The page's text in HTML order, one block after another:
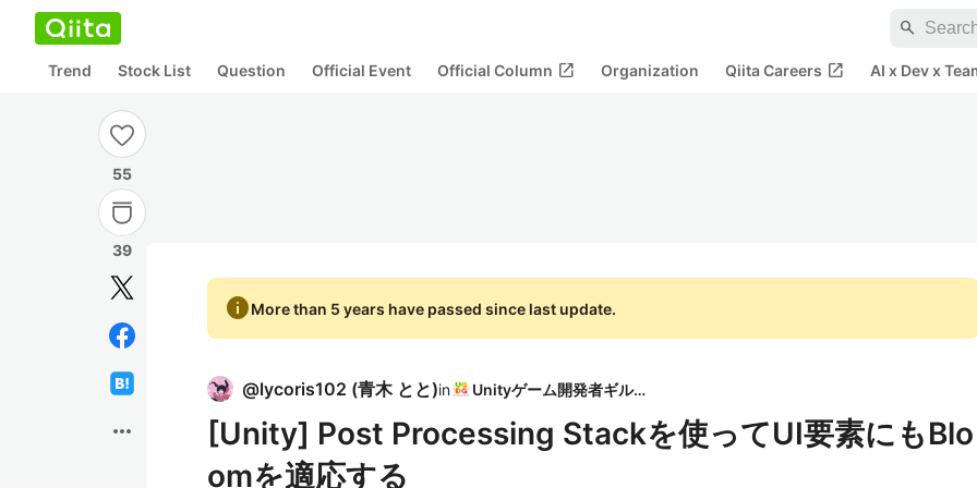
search
Trend Stock List Question Official Event Official Column open_in_new Organization Qiita Careers open_in_new AI x Dev x
55
39
more_horiz
infoMore than 5 years have passed since last update.
@lycoris102 (青木 とと)in Unityゲーム開発者ギルド
[Unity] Post Processing Stackを使ってUI要素にもBlo
omを適応する